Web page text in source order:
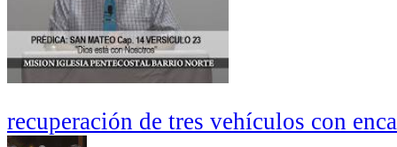
recuperación de tres vehículos con